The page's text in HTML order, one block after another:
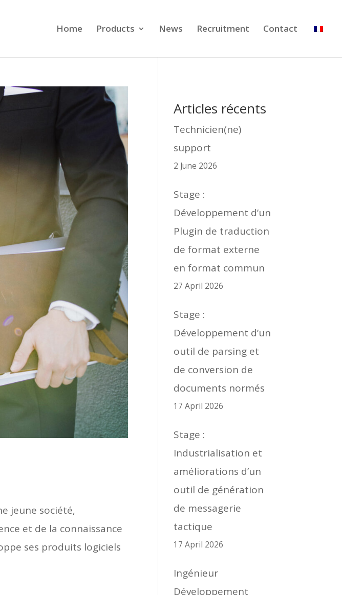
Home Products News Recruitment Contact
jeune société,
et de la connaissance
ses produits logiciels
Articles récents
Technicien(ne)
support
2 June 2026
Stage :
Développement d’un
Plugin de traduction
de format externe
en format commun
27 April 2026
Stage :
Développement d’un
outil de parsing et
de conversion de
documents normés
17 April 2026
Stage :
Industrialisation et
améliorations d’un
outil de génération
de messagerie
tactique
17 April 2026
Ingénieur
Développement